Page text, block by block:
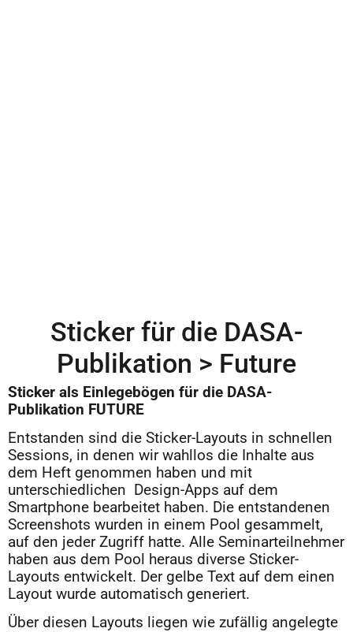
Sticker für die DASA-
Publikation > Future
Sticker als Einlegebögen für die DASA-
Publikation FUTURE
Entstanden sind die Sticker-Layouts in schnellen
Sessions, in denen wir wahllos die Inhalte aus
dem Heft genommen haben und mit
unterschiedlichen Design-Apps auf dem
Smartphone bearbeitet haben. Die entstandenen
Screenshots wurden in einem Pool gesammelt,
auf den jeder Zugriff hatte. Alle Seminarteilnehmer
haben aus dem Pool heraus diverse Sticker-
Layouts entwickelt. Der gelbe Text auf dem einen
Layout wurde automatisch generiert.
Über diesen Layouts liegen wie zufällig angelegte